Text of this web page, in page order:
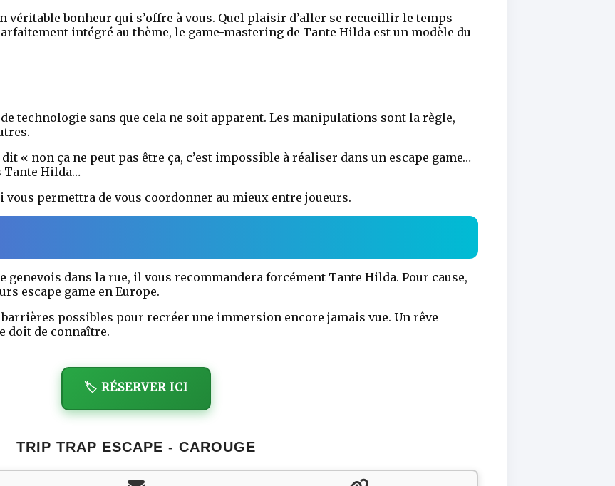
véritable bonheur qui s’offre à vous. Quel plaisir d’aller se recueillir le temps
intégré au thème, le game-mastering de Tante Hilda est un modèle du
technologie sans que cela ne soit apparent. Les manipulations sont la règle,
« non ça ne peut pas être ça, c’est impossible à réaliser dans un escape game…
Tante Hilda…
vous permettra de vous coordonner au mieux entre joueurs.
genevois dans la rue, il vous recommandera forcément Tante Hilda. Pour cause,
escape game en Europe.
possibles pour recréer une immersion encore jamais vue. Un rêve
doit de connaître.
🏷️ RÉSERVER ICI
TRIP TRAP ESCAPE - CAROUGE